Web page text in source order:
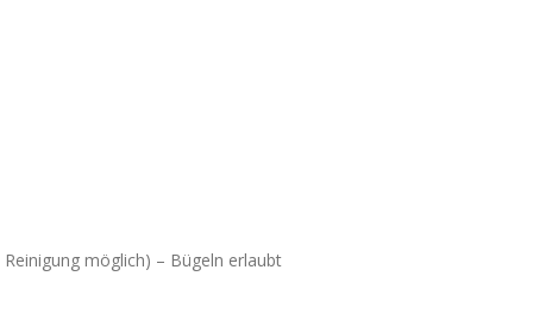
möglich) – Bügeln erlaubt